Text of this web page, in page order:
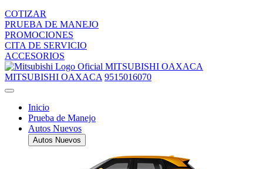
COTIZAR
PRUEBA DE MANEJO
PROMOCIONES
CITA DE SERVICIO
ACCESORIOS
MITSUBISHI OAXACA
MITSUBISHI OAXACA 9515016070
Inicio
Prueba de Manejo
Autos Nuevos
Autos Nuevos